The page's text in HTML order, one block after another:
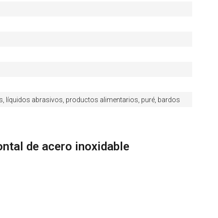
líquidos abrasivos, productos alimentarios, puré, bardos
de acero inoxidable